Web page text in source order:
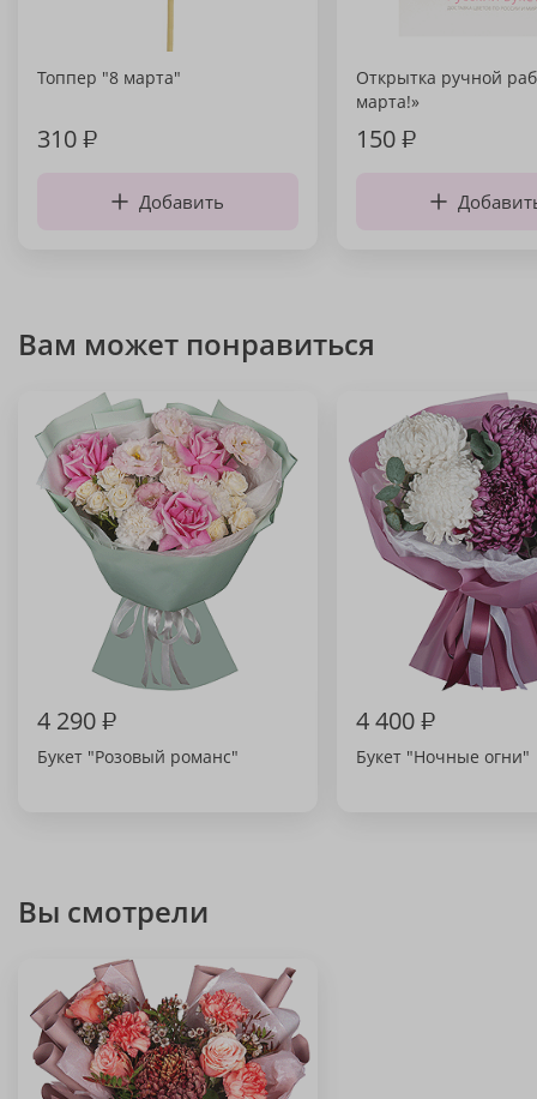
Топпер "8 марта"
310₽
Добавить
Открытка ручной
марта!»
150₽
Вам может понравиться
4 290₽
Букет "Розовый романс"
4 400₽
Букет "Ночные огни"
Вы смотрели